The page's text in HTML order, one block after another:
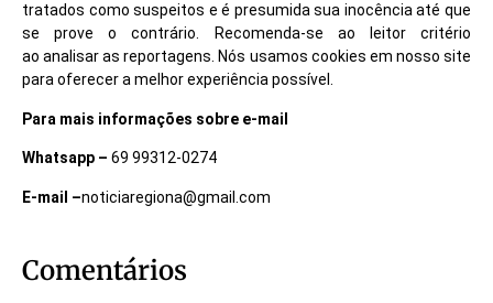
tratados como suspeitos e é presumida sua inocência até que
se prove o contrário. Recomenda-se ao leitor critério
ao analisar as reportagens. Nós usamos cookies em nosso site
para oferecer a melhor experiência possível.
Para mais informações sobre e-mail
Whatsapp – 69 99312-0274
E-mail –noticiaregiona@gmail.com
Comentários